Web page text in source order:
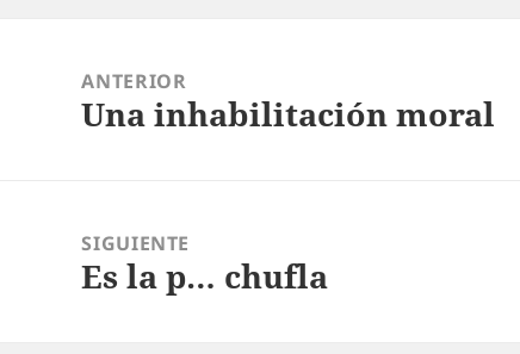
entradas
ANTERIOR
Entrada
Una inhabilitación moral
SIGUIENTE
Entrada
Es la p… chufla